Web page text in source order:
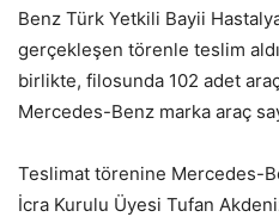
Benz Türk Yetkili Bayii
gerçekleşen törenle teslim
birlikte, filosunda 102 adet
Mercedes-Benz marka araç
Teslimat törenine Mercedes-
İcra Kurulu Üyesi Tufan